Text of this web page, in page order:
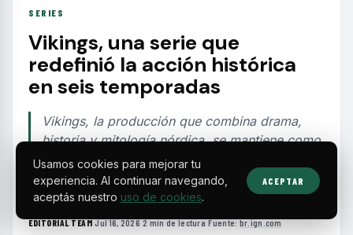
SERIES
Vikings, una serie que
redefinió la acción histórica
en seis temporadas
Vikings, la producción que combina drama,
historia y mitología nórdica, se mantiene como
un referente imprescindible en el catálogo de
Netflix tras seis temporadas y 89 episodios.
EDITORIAL TEAM·Jul 16, 2026·2 min de lectura·Fuente:br.ign.com
Usamos cookies para mejorar tu
experiencia. Al continuar navegando,
aceptás nuestro uso de cookies.
ACEPTAR